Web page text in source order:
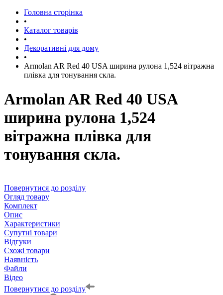
Головна сторінка
•
Каталог товарів
•
Декоративні для дому
•
Armolan AR Red 40 USA ширина рулона 1,524 вітражна
плівка для тонування скла.
Armolan AR Red 40 USA
ширина рулона 1,524
вітражна плівка для
тонування скла.
Повернутися до розділу
Огляд товару
Комплект
Опис
Характеристики
Супутні товари
Відгуки
Схожі товари
Наявність
Файли
Відео
Повернутися до розділу